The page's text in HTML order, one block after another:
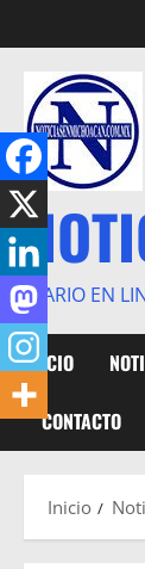
al
contenido
DIARIO EN
INICIO
CONTACTO
Inicio